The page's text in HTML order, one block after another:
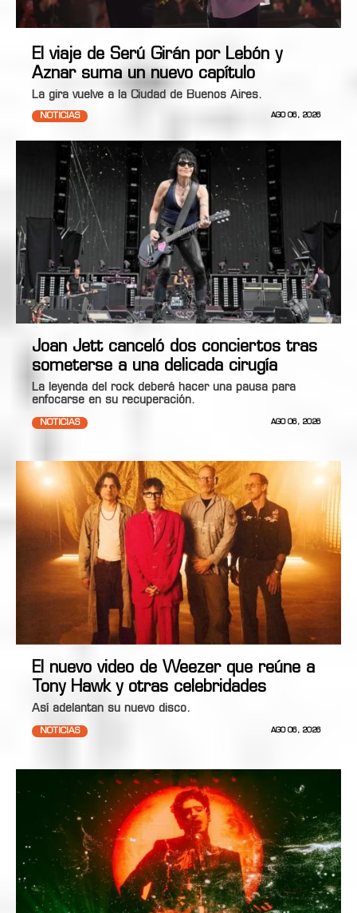
El viaje de Serú Girán por Lebón y
Aznar suma un nuevo capítulo
La gira vuelve a la Ciudad de Buenos Aires.
NOTICIAS AGO 06, 2026
Joan Jett canceló dos conciertos tras
someterse a una delicada cirugía
La leyenda del rock deberá hacer una pausa para
enfocarse en su recuperación.
NOTICIAS AGO 06, 2026
El nuevo video de Weezer que reúne a
Tony Hawk y otras celebridades
Así adelantan su nuevo disco.
NOTICIAS AGO 06, 2026